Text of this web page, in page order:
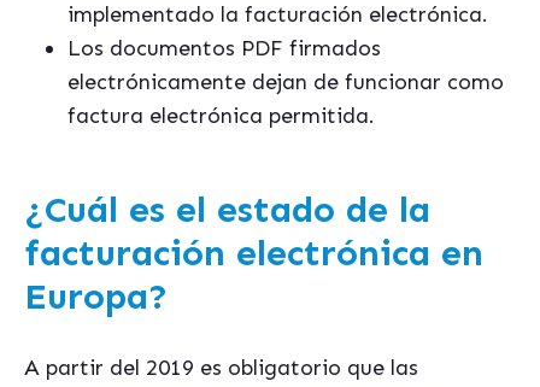
implementado la facturación electrónica.
Los documentos PDF firmados
electrónicamente dejan de funcionar como
factura electrónica permitida.
¿Cuál es el estado de la
facturación electrónica en
Europa?
A partir del 2019 es obligatorio que las